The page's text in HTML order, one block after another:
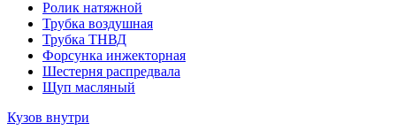
Ролик натяжной
Трубка воздушная
Трубка ТНВД
Форсунка инжекторная
Шестерня распредвала
Щуп масляный
Кузов внутри